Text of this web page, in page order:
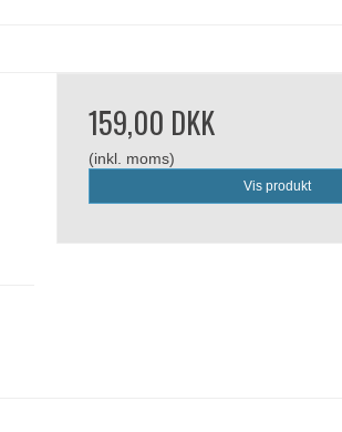
159,00 DKK
(inkl. moms)
Vis produkt